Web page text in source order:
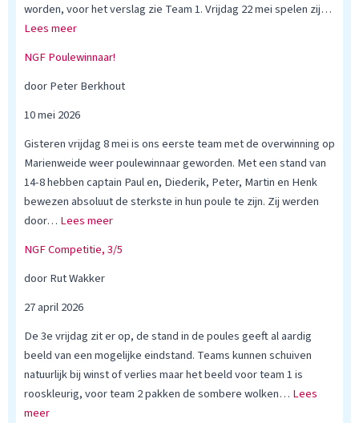
worden, voor het verslag zie Team 1. Vrijdag 22 mei spelen zij…
Lees meer:
G
F
o
m
p
e
t
i
i
e
5
/
5
NGF Poulewinnaar!
door Peter Berkhout
10 mei 2026
Gisteren vrijdag 8 mei is ons eerste team met de overwinning op
Marienweide weer poulewinnaar geworden. Met een stand van
14-8 hebben captain Paul en, Diederik, Peter, Martin en Henk
bewezen absoluut de sterkste in hun poule te zijn. Zij werden
door… Lees meer:
G
u
l
e
w
NGF Competitie, 3/5
door Rut Wakker
27 april 2026
De 3e vrijdag zit er op, de stand in de poules geeft al aardig
beeld van een mogelijke eindstand. Teams kunnen schuiven
natuurlijk bij winst of verlies maar het beeld voor team 1 is
rooskleurig, voor team 2 pakken de sombere wolken… Lees
meer: